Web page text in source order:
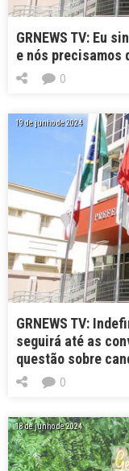
GRNEWS TV: Eu
e nós precisamos
0
19 de junho de 2024
GRNEWS TV:
seguirá até as
questão sobre
0
18 de junho de 2024